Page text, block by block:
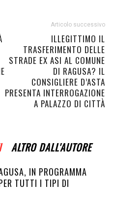
Articolo successivo
ILLEGITTIMO IL
TRASFERIMENTO DELLE
STRADE EX ASI AL COMUNE
DI RAGUSA? IL
CONSIGLIERE D’ASTA
PRESENTA INTERROGAZIONE
A PALAZZO DI CITTÀ
ALTRO DALL'AUTORE
IN PROGRAMMA
TUTTI I TIPI DI